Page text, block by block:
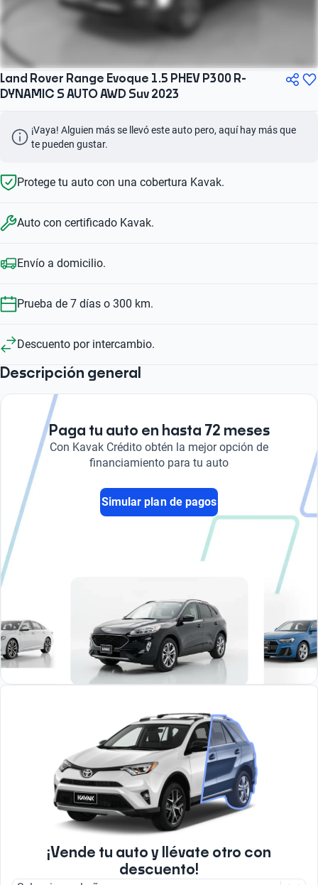
Land Rover Range Evoque 1.5 PHEV P300 R-
DYNAMIC S AUTO AWD Suv 2023
¡Vaya! Alguien más se llevó este auto pero, aquí hay más que
te pueden gustar.
Protege tu auto con una cobertura Kavak.
Auto con certificado Kavak.
Envío a domicilio.
Prueba de 7 días o 300 km.
Descuento por intercambio.
Descripción general
Paga tu auto en hasta 72 meses
Con Kavak Crédito obtén la mejor opción de
financiamiento para tu auto
Simular plan de pagos
¡Vende tu auto y llévate otro con
descuento!